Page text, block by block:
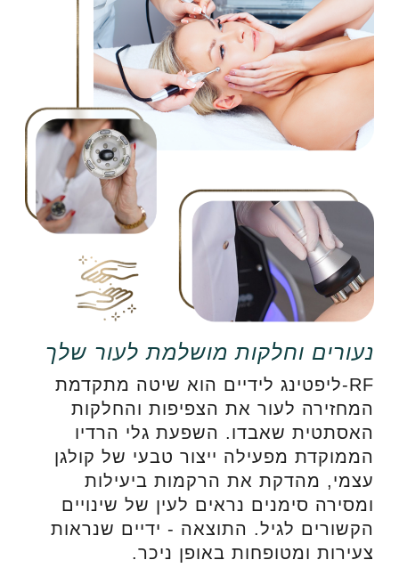
נעורים וחלקות מושלמת לעור שלך
RF-ליפטינג לידיים הוא שיטה מתקדמת
המחזירה לעור את הצפיפות והחלקות
האסתטית שאבדו. השפעת גלי הרדיו
הממוקדת מפעילה ייצור טבעי של קולגן
עצמי, מהדקת את הרקמות ביעילות
ומסירה סימנים נראים לעין של שינויים
הקשורים לגיל. התוצאה - ידיים שנראות
צעירות ומטופחות באופן ניכר.